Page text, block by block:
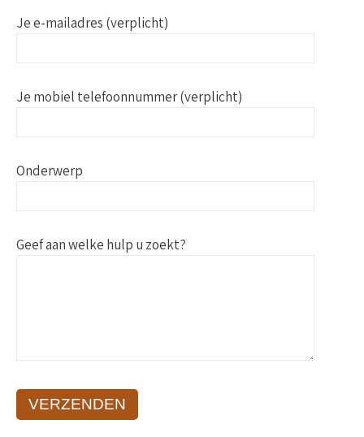
Je e-mailadres (verplicht)
Je mobiel telefoonnummer (verplicht)
Onderwerp
Geef aan welke hulp u zoekt?